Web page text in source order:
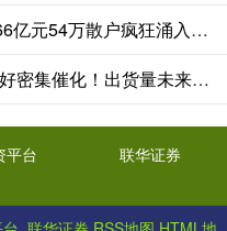
股票配资月息 全天成交额31.66亿元54万散户疯狂涌入，中国西电的“特高压盛宴”才刚刚开始？
国内最大的配资app 机器人利好密集催化！出货量未来或16倍增长
平台 联华证券